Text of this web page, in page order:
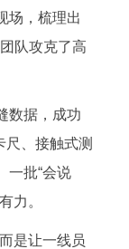
场，梳理出
队攻克了高
数据，成功
、接触式测
一批“会说
力。
是让一线员